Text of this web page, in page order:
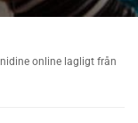
online lagligt från